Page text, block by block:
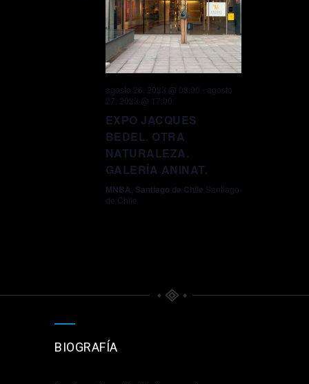
agosto 26, 2023 @ 08:00 - agosto
27, 2023 @ 17:00
EXPO JACQUES
BEDEL. OTRA
NATURALEZA.
GALERÍA ANINAT.
MNBA, Santiago de Chile Santiago
de Chile
BIOGRAFÍA